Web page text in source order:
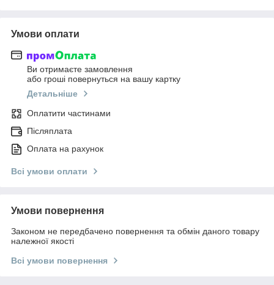
Умови оплати
Ви отримаєте замовлення
або гроші повернуться на вашу картку
Детальніше
Оплатити частинами
Післяплата
Оплата на рахунок
Всі умови оплати
Умови повернення
Законом не передбачено повернення та обмін даного товару
належної якості
Всі умови повернення